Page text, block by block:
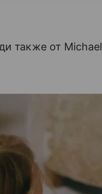
также от Michael